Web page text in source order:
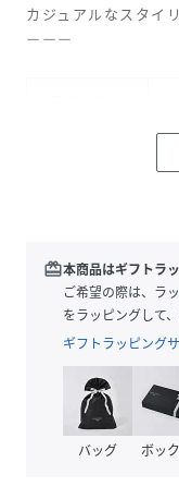
カジュアルなスタイ
ーーー
(
redeem本商品はギフトラ
ご希望の際は、ラ
をラッピングして
ギフトラッピング
バッグ ボッ